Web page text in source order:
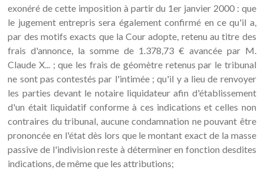
exonéré de cette imposition à partir du 1er janvier 2000 : que
le jugement entrepris sera également confirmé en ce qu'il a,
par des motifs exacts que la Cour adopte, retenu au titre des
frais d'annonce, la somme de 1.378,73 € avancée par M.
Claude X... ; que les frais de géomètre retenus par le tribunal
ne sont pas contestés par l'intimée ; qu'il y a lieu de renvoyer
les parties devant le notaire liquidateur afin d'établissement
d'un était liquidatif conforme à ces indications et celles non
contraires du tribunal, aucune condamnation ne pouvant être
prononcée en l'état dès lors que le montant exact de la masse
passive de l'indivision reste à déterminer en fonction desdites
indications, de même que les attributions;